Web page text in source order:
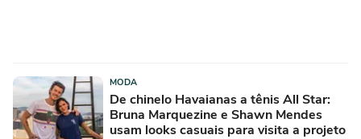
MODA
De chinelo Havaianas a tênis All Star:
Bruna Marquezine e Shawn Mendes
usam looks casuais para visita a projeto